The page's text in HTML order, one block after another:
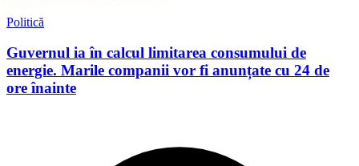
Politică
Guvernul ia în calcul limitarea consumului de
energie. Marile companii vor fi anunțate cu 24 de
ore înainte